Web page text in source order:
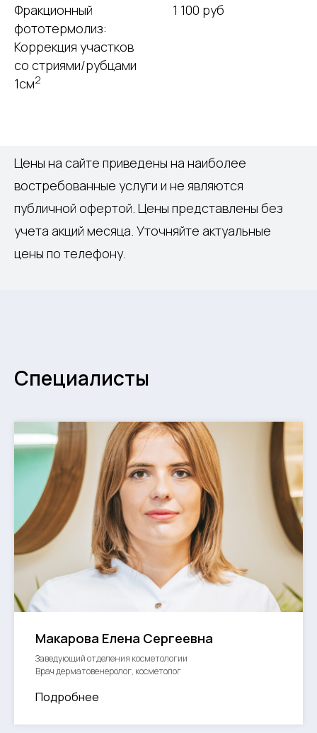
Фракционный
фототермолиз:
Коррекция участков
со стриями/рубцами
1см2
1 100 руб
Цены на сайте приведены на наиболее
востребованные услуги и не являются
публичной офертой. Цены представлены без
учета акций месяца. Уточняйте актуальные
цены по телефону.
Специалисты
Макарова Елена Сергеевна
Заведующий отделения косметологии
Врач дерматовенеролог, косметолог
Подробнее